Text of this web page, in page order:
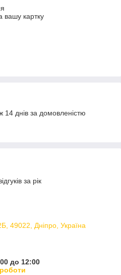
вашу картку
днів за домовленістю
за рік
49022, Дніпро, Україна
до 12:00